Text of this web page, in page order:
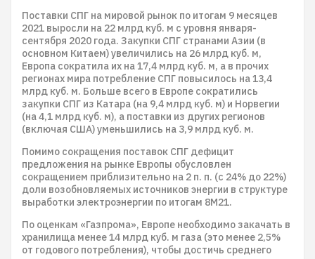
Поставки СПГ на мировой рынок по итогам 9 месяцев
2021 выросли на 22 млрд куб. м с уровня января-
сентября 2020 года. Закупки СПГ странами Азии (в
основном Китаем) увеличились на 26 млрд куб. м,
Европа сократила их на 17,4 млрд куб. м, а в прочих
регионах мира потребление СПГ повысилось на 13,4
млрд куб. м. Больше всего в Европе сократились
закупки СПГ из Катара (на 9,4 млрд куб. м) и Норвегии
(на 4,1 млрд куб. м), а поставки из других регионов
(включая США) уменьшились на 3,9 млрд куб. м.
Помимо сокращения поставок СПГ дефицит
предложения на рынке Европы обусловлен
сокращением приблизительно на 2 п. п. (с 24% до 22%)
доли возобновляемых источников энергии в структуре
выработки электроэнергии по итогам 8М21.
По оценкам «Газпрома», Европе необходимо закачать в
хранилища менее 14 млрд куб. м газа (это менее 2,5%
от годового потребления), чтобы достичь среднего